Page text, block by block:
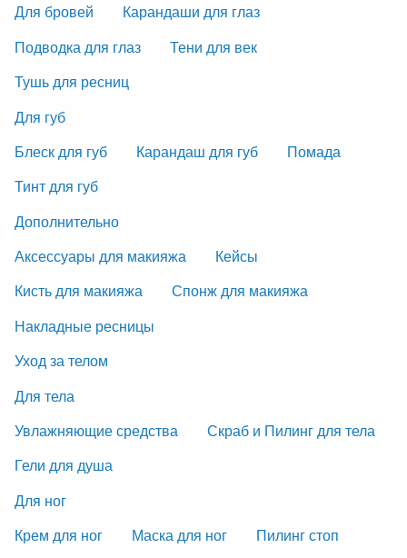
Для бровей
Карандаши для глаз
Подводка для глаз
Тени для век
Тушь для ресниц
Для губ
Блеск для губ
Карандаш для губ
Помада
Тинт для губ
Дополнительно
Аксессуары для макияжа
Кейсы
Кисть для макияжа
Спонж для макияжа
Накладные ресницы
Уход за телом
Для тела
Увлажняющие средства
Скраб и Пилинг для тела
Гели для душа
Для ног
Крем для ног
Маска для ног
Пилинг стоп